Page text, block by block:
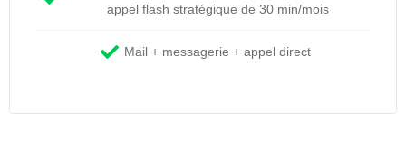
appel flash stratégique de 30 min/mois
Mail + messagerie + appel direct